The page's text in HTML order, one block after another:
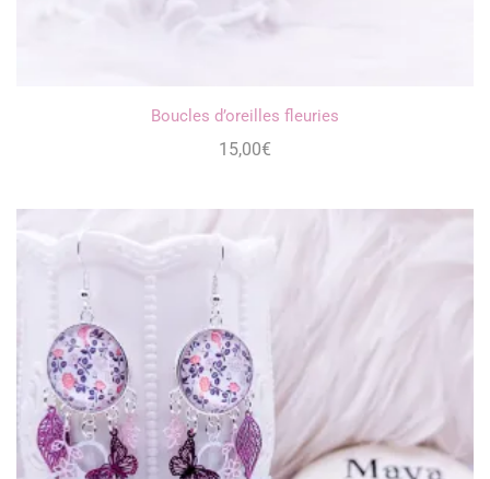
Boucles d’oreilles fleuries
15,00€